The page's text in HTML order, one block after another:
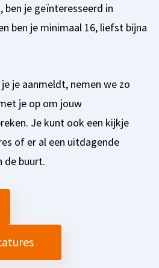
ben je geïnteresseerd in
ben je minimaal 16, liefst bijna
je aanmeldt, nemen we zo
je op om jouw
Je kunt ook een kijkje
of er al een uitdagende
de buurt.